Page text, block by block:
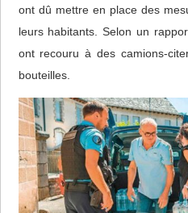
ont dû mettre en place des
leurs habitants. Selon un
ont recouru à des camions-
bouteilles.